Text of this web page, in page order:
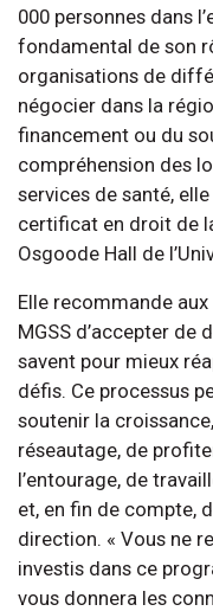
000 personnes dans
fondamental de son
organisations de
négocier dans la
financement ou du
compréhension des
services de santé,
certificat en droit de
Osgoode Hall de
Elle recommande
MGSS d’accepter de
savent pour mieux
défis. Ce processus
soutenir la
réseautage, de
l’entourage, de
et, en fin de compte,
direction. « Vous ne
investis dans ce
vous donnera les